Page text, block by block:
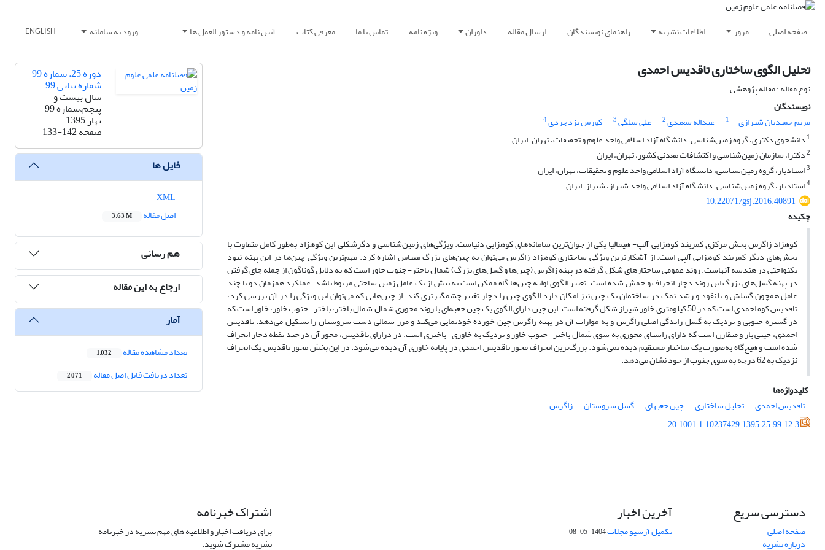
صفحه اصلی مرور اطلاعات نشریه راهنمای نویسندگان ارسال مقاله داوران ویژه نامه تماس با ما معرفی کتاب آیین نامه و دستور العمل ها ورود به سامانه ENGLISH
تحلیل الگوی ساختاری تاقدیس احمدی
نوع مقاله : مقاله پژوهشی
نویسندگان
مریم حمیدیان شیرازی
1 عبداله سعیدی2 علی سلگی3 کورس یزدجردی4
1 دانشجوی دکتری، گروه زمین‌شناسی، دانشگاه آزاد اسلامی واحد علوم و تحقیقات، تهران، ایران
2دکترا، سازمان زمین‌شناسی و اکتشافات معدنی کشور، تهران، ایران
3استادیار، گروه زمین‌شناسی، دانشگاه آزاد اسلامی واحد علوم و تحقیقات، تهران، ایران
4استادیار، گروه زمین‌شناسی، دانشگاه آزاد اسلامی واحد شیراز، شیراز، ایران
10.22071/gsj.2016.40891
چکیده
کوهزاد زاگرس بخش مرکزی کمربند کوهزایی آلپ- هیمالیا یکی از جوان‌ترین سامانه‌های کوهزایی دنیاست. ویژگی‌های زمین‌شناسی و دگرشکلی این کوهزاد به‌طور کامل متفاوت با
بخش‌های دیگر کمربند کوهزایی آلپی است. از آشکارترین ویژگی ساختاری کوهزاد زاگرس میتوان به چین‌های بزرگ مقیاس اشاره کرد. مهم‌ترین ویژگی چین‌ها در این پهنه نبود
یکنواختی در هندسه آنهاست. روند عمومی ساختارهای شکل گرفته در پهنه زاگرس (چین‌ها و گسل‌های بزرگ) شمال باختر- جنوب خاور است که به دلایل گوناگون از جمله جایگرفتن
در پهنه گسل‌های بزرگ این روند دچار انحراف و خمش شده است. تغییر الگوی اولیه چین‌ها گاه ممکن است به بیش از یک عامل زمینساختی مربوط باشد. عملکرد همزمان دو یا چند
عامل همچون گسلش و یا نفوذ و رشد نمک در ساختمان یک چین نیز امکان دارد الگوی چین را دچار تغییر چشمگیرتری کند. از چین‌هایی که می‌توان این ویژگی را در آن بررسی کرد،
تاقدیس کوه احمدی است که در 50 کیلومتری خاور شیراز شکل گرفته است. این چین دارای الگوی یک چین جعبه‌ای با روند محوری شمال شمال باختر، باختر- جنوب خاور، خاور است که
در گستره جنوبی و نزدیک به گسل راندگی اصلی زاگرس و به موازات آن در پهنه زاگرس چین خورده خودنمایی میکند و مرز شمالی دشت سروستان را تشکیل می‌دهد. تاقدیس
احمدی، چینی باز و متقارن است که دارای راستای محوری به سوی شمال باختر- جنوب خاور و نزدیک به خاوری- باختری است. در درازای تاقدیس، محور آن در چند نقطه دچار انحراف
شده است و هیچ‌گاه به‌صورت یک ساختار مستقیم دیده نمی‌شود. بزرگ‌ترین انحراف محور تاقدیس احمدی در پایانه خاوری آن دیده می‌شود. در این بخش محور تاقدیس یک انحراف
نزدیک به 62 درجه به سوی جنوب از خود نشان می‌دهد.
کلیدواژه‌ها
تاقدیس احمدی
تحلیل ساختاری چین جعبه‎ای گسل سروستان
زاگرس
20.1001.1.10237429.1395.25.99.12.3
دوره 25، شماره 99 -
شماره پیاپی 99
سال بیست و
پنجم،شماره 99
بهار 1395
صفحه133-142
فایل ها
اصل مقاله
3.63 M
هم رسانی
ارجاع به این مقاله
آمار
تعداد مشاهده مقاله 1,032
تعداد دریافت فایل اصل مقاله 2,071
دسترسی سریع
صفحه اصلی
درباره نشریه
آخرین اخبار
تکمیل آرشیو مجلات1404-05-08
اشتراک خبرنامه
برای دریافت اخبار و اطلاعیه های مهم نشریه در خبرنامه
نشریه مشترک شوید.